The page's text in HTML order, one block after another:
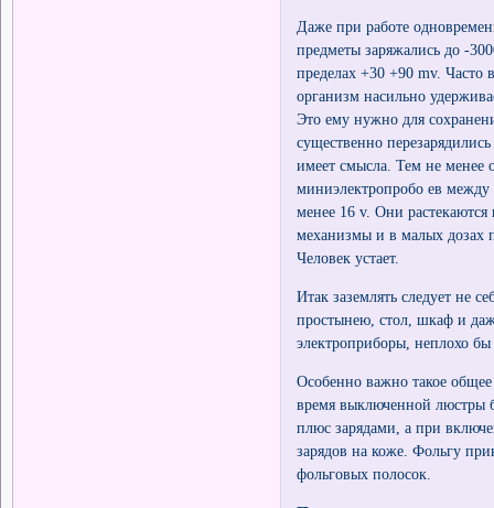
Даже при работе
предметы заряжались до -
пределах +30 +90 mv.
организм насильно
Это ему нужно для
существенно
имеет смысла. Тем не
миниэлектропробо ев
менее 16 v. Они
механизмы и в малых дозах
Человек устает.
Итак заземлять следует не
простынею, стол, шкаф и
электроприборы, неплохо
Особенно важно такое
время выключенной люстры
плюс зарядами, а при
зарядов на коже. Фольгу
фольговых полосок.